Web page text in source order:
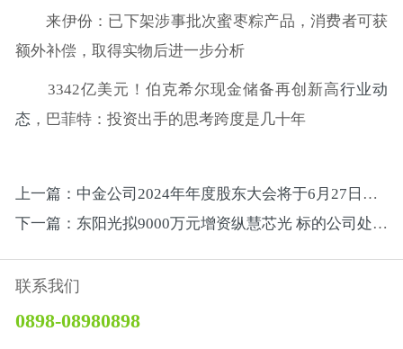
来伊份：已下架涉事批次蜜枣粽产品，消费者可获
额外补偿，取得实物后进一步分析
3342亿美元！伯克希尔现金储备再创新高行业动
态，巴菲特：投资出手的思考跨度是几十年
上一篇：中金公司2024年年度股东大会将于6月27日召开审议利润分配等议案
下一篇：东阳光拟9000万元增资纵慧芯光 标的公司处于亏损状态
联系我们
0898-08980898